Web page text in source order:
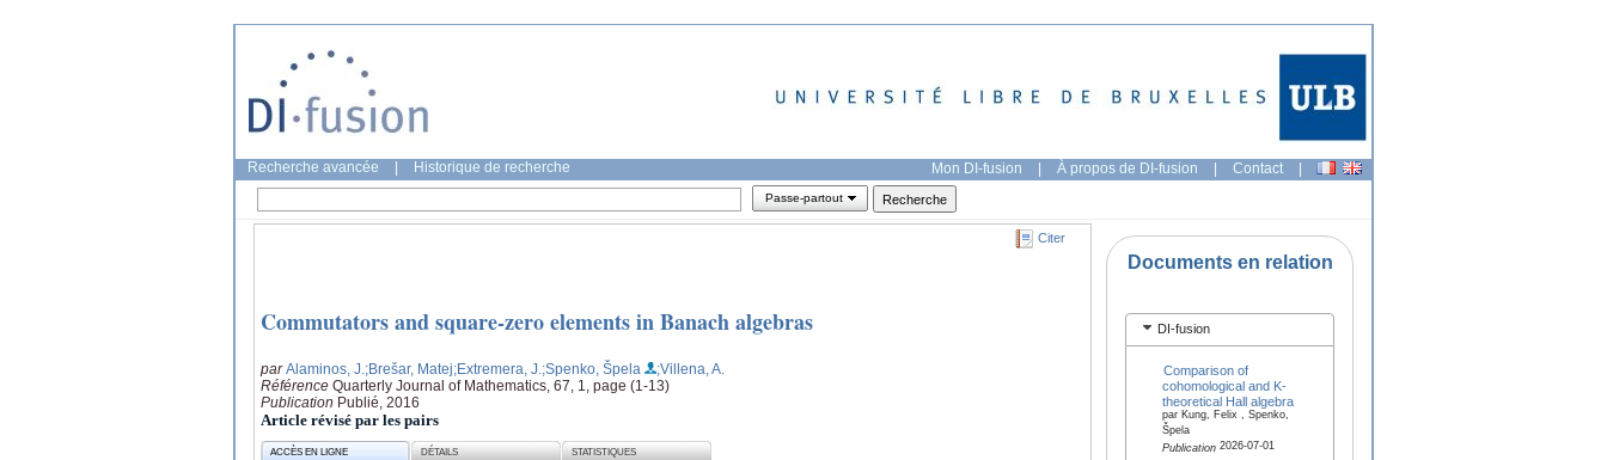
Recherche avancée Historique de recherche Mon DI-fusion | À propos de DI-fusion | Contact |
Passe-partout
Citer
Commutators and square-zero elements in Banach algebras
parAlaminos, J. ;Brešar, Matej;Extremera, J. ;Spenko, Špela
;Villena, A.
Référence Quarterly Journal of Mathematics, 67, 1, page (1-13)
Publication Publié, 2016
Article révisé par les pairs
ACCÈS EN LIGNE DÉTAILS STATISTIQUES
Documents en relation
DI-fusion
Comparison of
cohomological and K-
theoretical Hall algebra
par Kung, Felix , Spenko,
Špela
Publication2026-07-01